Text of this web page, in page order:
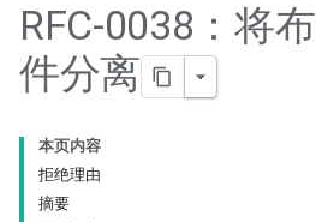
RFC-0038：将
件分离
本页内容
拒绝理由
摘要